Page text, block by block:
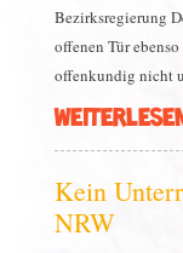
Bezirksregierung
offenen Tür
offenkundig nicht
Kein
NRW